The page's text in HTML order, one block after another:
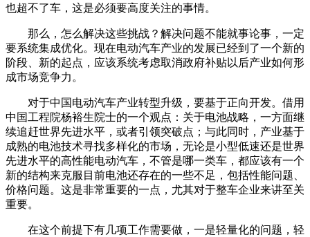
也超不了车，这是必须要高度关注的事情。
那么，怎么解决这些挑战？解决问题不能就事论事，一定
要系统集成优化。现在电动汽车产业的发展已经到了一个新的
阶段、新的起点，应该系统考虑取消政府补贴以后产业如何形
成市场竞争力。
对于中国电动汽车产业转型升级，要基于正向开发。借用
中国工程院杨裕生院士的一个观点：关于电池战略，一方面继
续追赶世界先进水平，或者引领突破点；与此同时，产业基于
成熟的电池技术寻找多样化的市场，无论是小型低速还是世界
先进水平的高性能电动汽车，不管是哪一类车，都应该有一个
新的结构来克服目前电池还存在的一些不足，包括性能问题、
价格问题。这是非常重要的一点，尤其对于整车企业来讲至关
重要。
在这个前提下有几项工作需要做，一是轻量化的问题，轻